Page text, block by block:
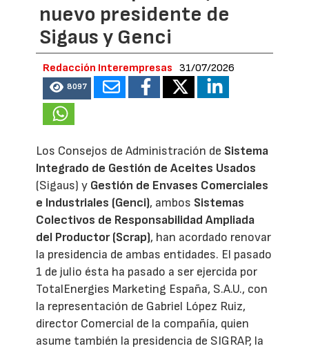
nuevo presidente de
Sigaus y Genci
Redacción Interempresas 31/07/2026
8097
Los Consejos de Administración de Sistema
Integrado de Gestión de Aceites Usados
(Sigaus) y Gestión de Envases Comerciales
e Industriales (Genci), ambos Sistemas
Colectivos de Responsabilidad Ampliada
del Productor (Scrap), han acordado renovar
la presidencia de ambas entidades. El pasado
1 de julio ésta ha pasado a ser ejercida por
TotalEnergies Marketing España, S.A.U., con
la representación de Gabriel López Ruiz,
director Comercial de la compañía, quien
asume también la presidencia de SIGRAP, la